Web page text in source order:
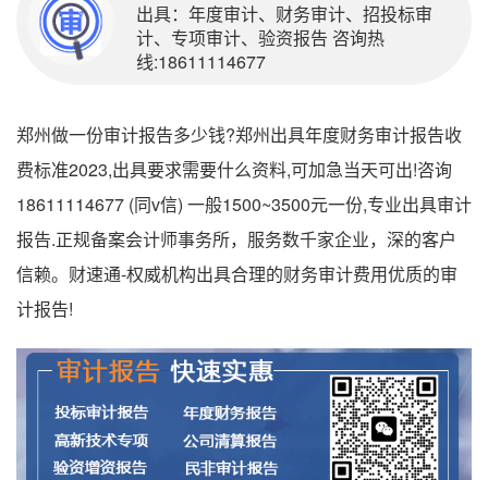
出具：年度审计、财务审计、招投标审
计、专项审计、验资报告 咨询热
线:18611114677
郑州做一份审计报告多少钱?郑州出具年度财务审计报告收
费标准2023,出具要求需要什么资料,可加急当天可出!咨询
18611114677 (同v信) 一般1500~3500元一份,专业出具审计
报告.正规备案会计师事务所，服务数千家企业，深的客户
信赖。财速通-权威机构出具合理的财务审计费用优质的审
计报告!